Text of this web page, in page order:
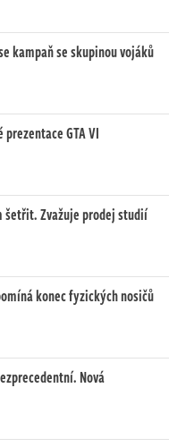
kampaň se skupinou vojáků
GTA VI
šetřit. Zvažuje prodej studií
konec fyzických nosičů
Nová